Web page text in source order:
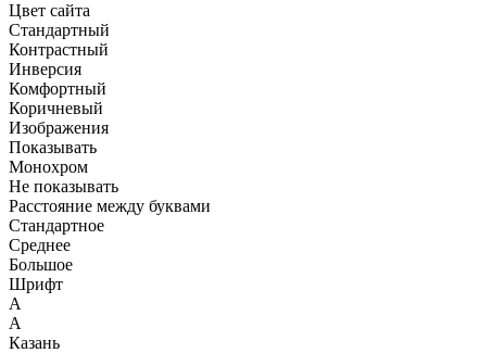
Цвет сайта
Стандартный
Контрастный
Инверсия
Комфортный
Коричневый
Изображения
Показывать
Монохром
Не показывать
Расстояние между буквами
Стандартное
Среднее
Большое
Шрифт
А
А
Казань